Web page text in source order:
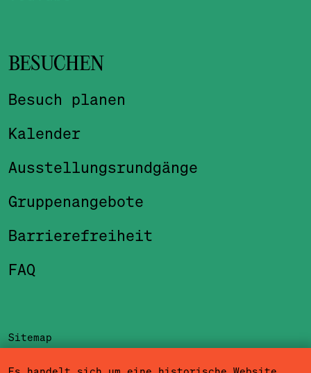
BESUCHEN
Besuch planen
Kalender
Ausstellungsrundgänge
Gruppenangebote
Barrierefreiheit
FAQ
Sitemap